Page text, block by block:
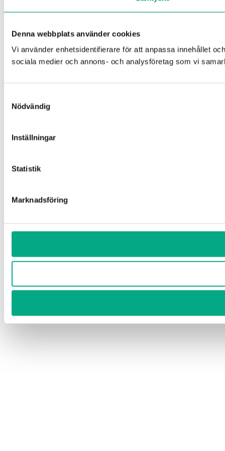
Denna webbplats använder cookies
Vi använder enhetsidentifierare för att anpassa innehållet
sociala medier och annons- och analysföretag som vi
Nödvändig
Inställningar
Statistik
Marknadsföring